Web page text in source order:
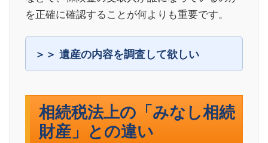
を正確に確認することが何よりも重要です。
遺産の内容を調査して欲しい
相続税法上の「みなし相続
財産」との違い